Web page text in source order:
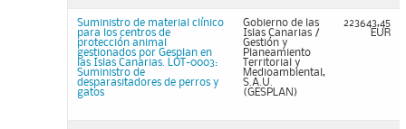
Suministro de material clínico
para los centros de
protección animal
gestionados por Gesplan en
las Islas Canarias. LOT-0003:
Suministro de
desparasitadores de perros y
gatos
Gobierno de las
Islas Canarias /
Gestión y
Planeamiento
Territorial y
Medioambiental,
S.A.U.
(GESPLAN)
223643,45
EUR